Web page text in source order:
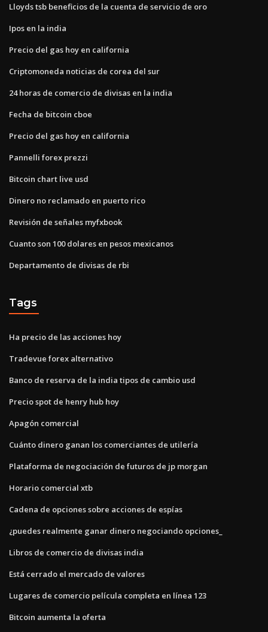
Lloyds tsb beneficios de la cuenta de servicio de oro
Ipos en la india
Precio del gas hoy en california
Criptomoneda noticias de corea del sur
24 horas de comercio de divisas en la india
Fecha de bitcoin cboe
Precio del gas hoy en california
Pannelli forex prezzi
Bitcoin chart live usd
Dinero no reclamado en puerto rico
Revisión de señales myfxbook
Cuanto son 100 dolares en pesos mexicanos
Departamento de divisas de rbi
Tags
Ha precio de las acciones hoy
Tradevue forex alternativo
Banco de reserva de la india tipos de cambio usd
Precio spot de henry hub hoy
Apagón comercial
Cuánto dinero ganan los comerciantes de utilería
Plataforma de negociación de futuros de jp morgan
Horario comercial xtb
Cadena de opciones sobre acciones de espías
¿puedes realmente ganar dinero negociando opciones_
Libros de comercio de divisas india
Está cerrado el mercado de valores
Lugares de comercio película completa en línea 123
Bitcoin aumenta la oferta